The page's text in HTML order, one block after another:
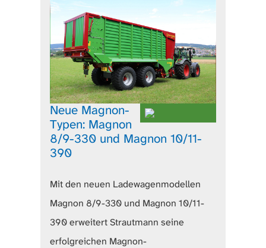
Neue Magnon-
Typen: Magnon
8/9-330 und Magnon 10/11-
390
Mit den neuen Ladewagenmodellen
Magnon 8/9-330 und Magnon 10/11-
390 erweitert Strautmann seine
erfolgreichen Magnon-